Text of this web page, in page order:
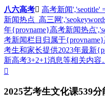
八六高考 高考新闻','seotitle'
新闻热点_高三网
年{provname}高考新闻热点
考新闻栏目归属于
考生和家长提供2023年最新
新高考3+2+1消息等相关内容。

2025艺考生文化课539